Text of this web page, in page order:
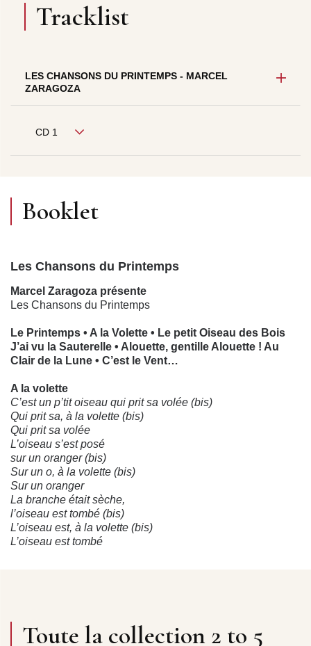
Tracklist
LES CHANSONS DU PRINTEMPS - MARCEL
ZARAGOZA
CD 1
Booklet
Les Chansons du Printemps
Marcel Zaragoza présente
Les Chansons du Printemps
Le Printemps • A la Volette • Le petit Oiseau des Bois
J’ai vu la Sauterelle • Alouette, gentille Alouette ! Au
Clair de la Lune • C’est le Vent…
A la volette
C’est un p’tit oiseau qui prit sa volée (bis)
Qui prit sa, à la volette (bis)
Qui prit sa volée
L’oiseau s’est posé
sur un oranger (bis)
Sur un o, à la volette (bis)
Sur un oranger
La branche était sèche,
l’oiseau est tombé (bis)
L’oiseau est, à la volette (bis)
L’oiseau est tombé
Et tordu le pied
Mon petit oiseau
Toute la collection 2 to 5